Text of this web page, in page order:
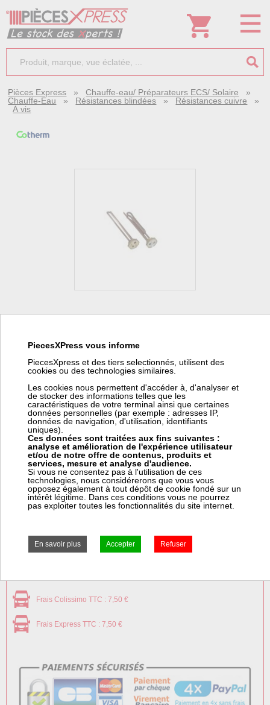
Pièces Express »Chauffe-eau/ Préparateurs ECS/ Solaire »
Chauffe-Eau » Résistances blindées » Résistances cuivre »
À vis
REV2520601
Fabricant:Cotherm
REV2520601
Code barre:3468450000655
Code article Pièces Express:195315
Résistance blindée cuivre à vis raccord 1 1/4' - 2500W, pliée
310mm
Pour thermostat embrochable lg 250
Prix: Prix pro, connectez vous
142,63 € HT
171,16 € TTC
en stock
Frais Colissimo TTC : 7,50 €
Frais Express TTC : 7,50 €
PiecesXPress vous informe
PiecesXpress et des tiers selectionnés, utilisent des
cookies ou des technologies similaires.
Les cookies nous permettent d'accéder à, d'analyser et
de stocker des informations telles que les
caractéristiques de votre terminal ainsi que certaines
données personnelles (par exemple : adresses IP,
données de navigation, d'utilisation, identifiants
uniques).
Ces données sont traitées aux fins suivantes :
analyse et amélioration de l'expérience utilisateur
et/ou de notre offre de contenus, produits et
services, mesure et analyse d'audience.
Si vous ne consentez pas à l'utilisation de ces
technologies, nous considérerons que vous vous
opposez également à tout dépôt de cookie fondé sur un
intérêt légitime. Dans ces conditions vous ne pourrez
pas exploiter toutes les fonctionnalités du site internet.